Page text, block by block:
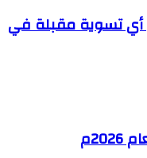
أي تسوية مقبلة في